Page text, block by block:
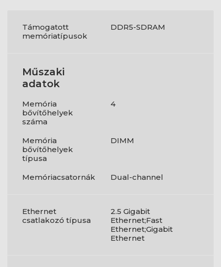
Támogatott
memóriatípusok
DDR5-SDRAM
Műszaki
adatok
Memória
bővítőhelyek
száma
4
Memória
bővítőhelyek
típusa
DIMM
Memóriacsatornák Dual-channel
Ethernet
csatlakozó típusa
2.5 Gigabit
Ethernet;Fast
Ethernet;Gigabit
Ethernet